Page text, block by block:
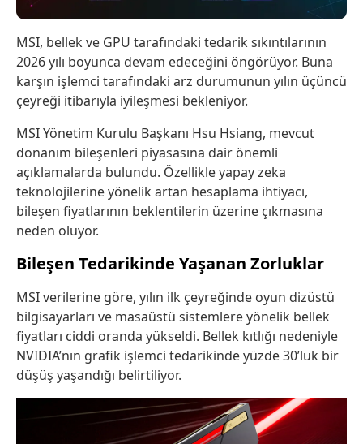
MSI, bellek ve GPU tarafındaki tedarik sıkıntılarının
2026 yılı boyunca devam edeceğini öngörüyor. Buna
karşın işlemci tarafındaki arz durumunun yılın üçüncü
çeyreği itibarıyla iyileşmesi bekleniyor.
MSI Yönetim Kurulu Başkanı Hsu Hsiang, mevcut
donanım bileşenleri piyasasına dair önemli
açıklamalarda bulundu. Özellikle yapay zeka
teknolojilerine yönelik artan hesaplama ihtiyacı,
bileşen fiyatlarının beklentilerin üzerine çıkmasına
neden oluyor.
Bileşen Tedarikinde Yaşanan Zorluklar
MSI verilerine göre, yılın ilk çeyreğinde oyun dizüstü
bilgisayarları ve masaüstü sistemlere yönelik bellek
fiyatları ciddi oranda yükseldi. Bellek kıtlığı nedeniyle
NVIDIA’nın grafik işlemci tedarikinde yüzde 30’luk bir
düşüş yaşandığı belirtiliyor.